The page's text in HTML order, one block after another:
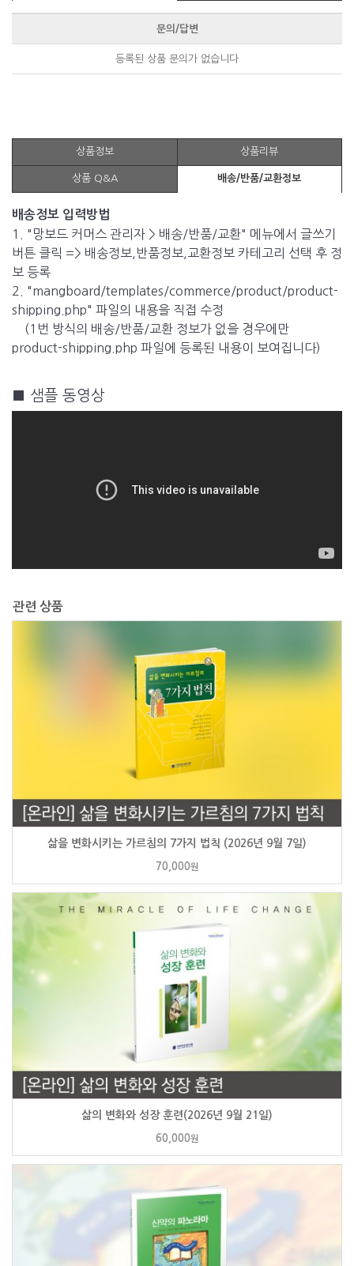
문의/답변
등록된 상품 문의가 없습니다
상품정보 상품리뷰
상품 Q&A 배송/반품/교환정보
배송정보 입력방법
1. "망보드 커머스 관리자 > 배송/반품/교환" 메뉴에서 글쓰기
버튼 클릭 => 배송정보,반품정보,교환정보 카테고리 선택 후 정
보 등록
2. "mangboard/templates/commerce/product/product-
shipping.php" 파일의 내용을 직접 수정
(1번 방식의 배송/반품/교환 정보가 없을 경우에만
product-shipping.php 파일에 등록된 내용이 보여집니다)
■ 샘플 동영상
관련 상품
삶을 변화시키는 가르침의 7가지 법칙 (2026년 9월 7일)
70,000원
삶의 변화와 성장 훈련(2026년 9월 21일)
60,000원